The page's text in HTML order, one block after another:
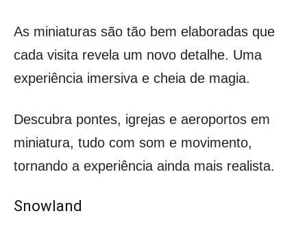
As miniaturas são tão bem elaboradas que
cada visita revela um novo detalhe. Uma
experiência imersiva e cheia de magia.
Descubra pontes, igrejas e aeroportos em
miniatura, tudo com som e movimento,
tornando a experiência ainda mais realista.
Snowland